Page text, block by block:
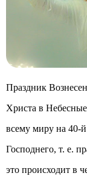
Праздник
Христа в
всему миру на 40-
Господнего, т. е.
это происходит в